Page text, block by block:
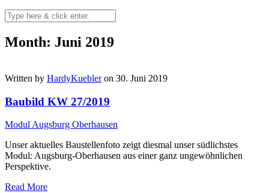
Month: Juni 2019
Written by HardyKuebleron 30. Juni 2019
Baubild KW 27/2019
Modul Augsburg Oberhausen
Unser aktuelles Baustellenfoto zeigt diesmal unser südlichstes
Modul: Augsburg-Oberhausen aus einer ganz ungewöhnlichen
Perspektive.
Read More